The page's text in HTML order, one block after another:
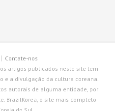
Contate-nos
os artigos publicados neste site tem
e a divulgação da cultura coreana.
autorais de alguma entidade, por
BrazilKorea, o site mais completo